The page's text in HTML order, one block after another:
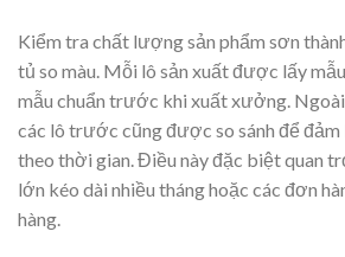
Kiểm tra chất lượng sản phẩm sơn
tủ so màu. Mỗi lô sản xuất được lấy
mẫu chuẩn trước khi xuất xưởng.
các lô trước cũng được so sánh để đảm
theo thời gian. Điều này đặc biệt quan
lớn kéo dài nhiều tháng hoặc các đơn
hàng.